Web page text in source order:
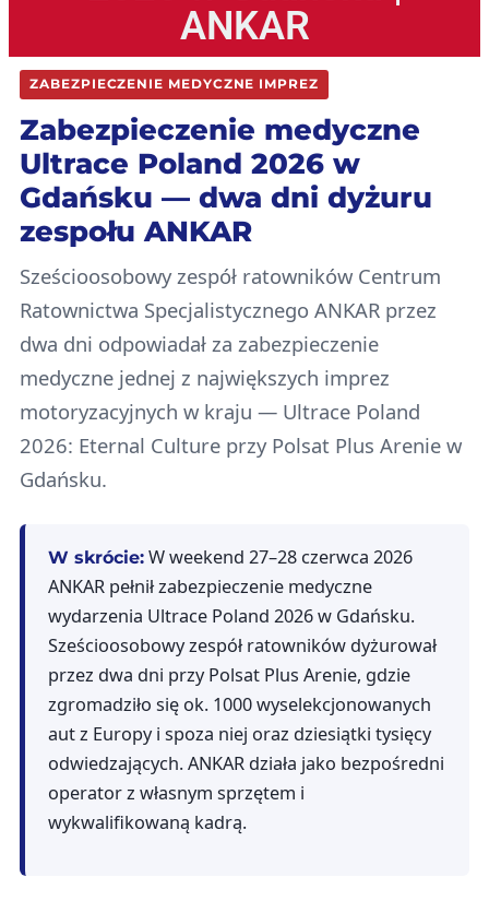
ANKAR
ZABEZPIECZENIE MEDYCZNE IMPREZ
Zabezpieczenie medyczne
Ultrace Poland 2026 w
Gdańsku — dwa dni dyżuru
zespołu ANKAR
Sześcioosobowy zespół ratowników Centrum
Ratownictwa Specjalistycznego ANKAR przez
dwa dni odpowiadał za zabezpieczenie
medyczne jednej z największych imprez
motoryzacyjnych w kraju — Ultrace Poland
2026: Eternal Culture przy Polsat Plus Arenie w
Gdańsku.
W skrócie: W weekend 27–28 czerwca 2026
ANKAR pełnił zabezpieczenie medyczne
wydarzenia Ultrace Poland 2026 w Gdańsku.
Sześcioosobowy zespół ratowników dyżurował
przez dwa dni przy Polsat Plus Arenie, gdzie
zgromadziło się ok. 1000 wyselekcjonowanych
aut z Europy i spoza niej oraz dziesiątki tysięcy
odwiedzających. ANKAR działa jako bezpośredni
operator z własnym sprzętem i
wykwalifikowaną kadrą.